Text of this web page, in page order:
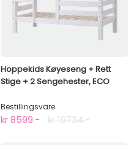
Hoppekids Køyeseng + Rett
Stige + 2 Sengehester, ECO
Bestillingsvare
kr 8599.- kr 10734.-